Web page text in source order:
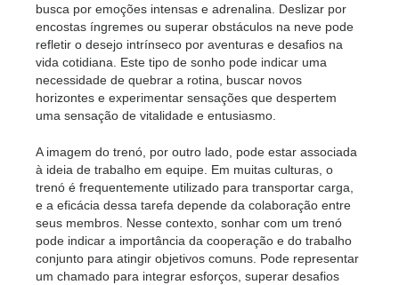
busca por emoções intensas e adrenalina. Deslizar por
encostas íngremes ou superar obstáculos na neve pode
refletir o desejo intrínseco por aventuras e desafios na
vida cotidiana. Este tipo de sonho pode indicar uma
necessidade de quebrar a rotina, buscar novos
horizontes e experimentar sensações que despertem
uma sensação de vitalidade e entusiasmo.
A imagem do trenó, por outro lado, pode estar associada
à ideia de trabalho em equipe. Em muitas culturas, o
trenó é frequentemente utilizado para transportar carga,
e a eficácia dessa tarefa depende da colaboração entre
seus membros. Nesse contexto, sonhar com um trenó
pode indicar a importância da cooperação e do trabalho
conjunto para atingir objetivos comuns. Pode representar
um chamado para integrar esforços, superar desafios